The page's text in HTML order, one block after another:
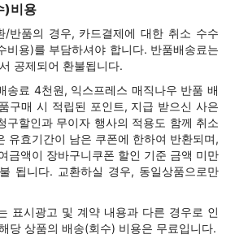
)비용
/반품의 경우, 카드결제에 대한 취소 수수
비용)를 부담하셔야 합니다. 반품배송료는
공제되어 환불됩니다.
송료 4천원, 익스프레스 매직나우 반품 배
구매 시 적립된 포인트, 지급 받으신 사은
구할인과 무이자 행사의 적용도 함께 취소
유효기간이 남은 쿠폰에 한하여 반환되며,
금액이 장바구니쿠폰 할인 기준 금액 미만
됩니다. 교환하실 경우, 동일상품으로만
표시광고 및 계약 내용과 다른 경우로 인
당 상품의 배송(회수) 비용은 무료입니다.